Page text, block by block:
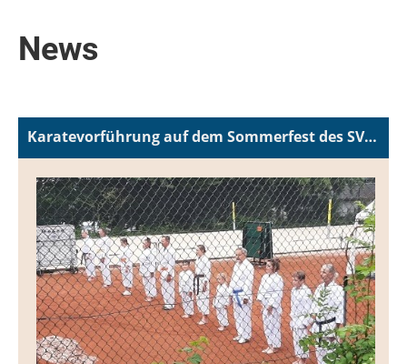
News
Karatevorführung auf dem Sommerfest des SV- Heiligenhaus